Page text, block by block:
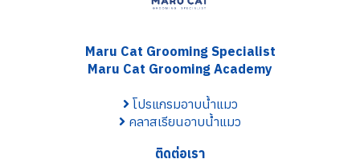
Maru Cat Grooming Specialist
Maru Cat Grooming Academy
โปรแกรมอาบน้ำแมว
คลาสเรียนอาบน้ำแมว
ติดต่อเรา